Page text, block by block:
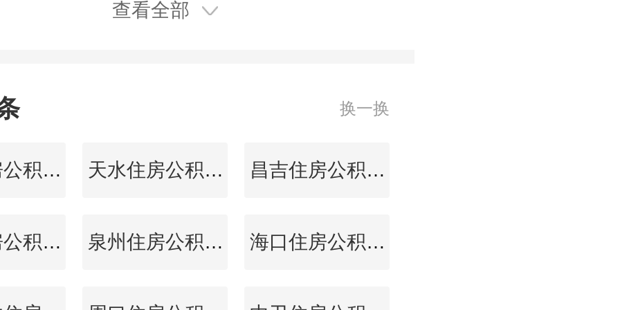
查看全部
换一换
厦门住房公积金查询 天水住房公积金查询 昌吉住房公积金查询
广州住房公积金查询 泉州住房公积金查询 海口住房公积金查询